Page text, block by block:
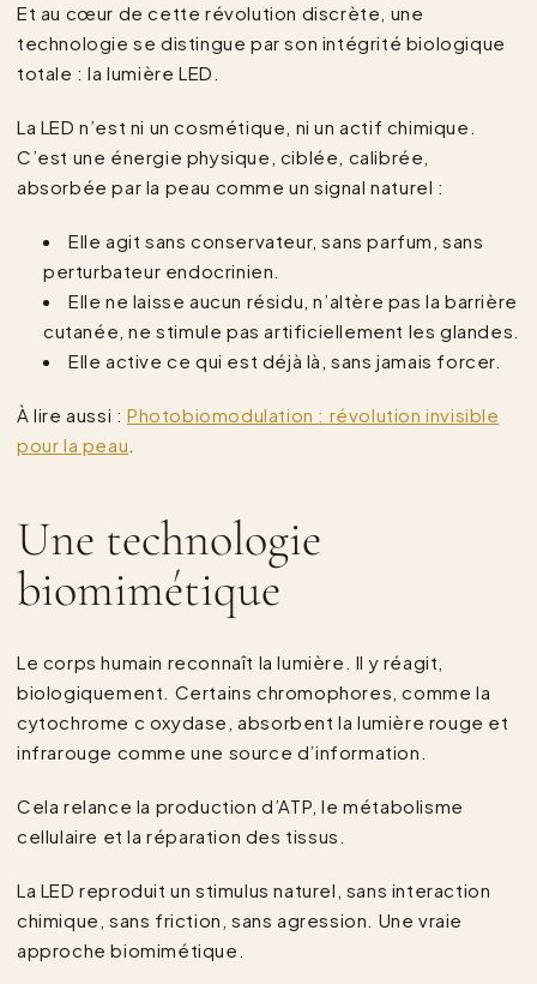
Et au cœur de cette révolution discrète, une
technologie se distingue par son intégrité biologique
totale : la lumière LED.
La LED n’est ni un cosmétique, ni un actif chimique.
C’est une énergie physique, ciblée, calibrée,
absorbée par la peau comme un signal naturel :
Elle agit sans conservateur, sans parfum, sans
perturbateur endocrinien.
Elle ne laisse aucun résidu, n’altère pas la barrière
cutanée, ne stimule pas artificiellement les glandes.
Elle active ce qui est déjà là, sans jamais forcer.
À lire aussi : Photobiomodulation : révolution invisible
pour la peau
Une technologie
biomimétique
Le corps humain reconnaît la lumière. Il y réagit,
biologiquement. Certains chromophores, comme la
cytochrome c oxydase, absorbent la lumière rouge et
infrarouge comme une source d’information.
Cela relance la production d’ATP, le métabolisme
cellulaire et la réparation des tissus.
La LED reproduit un stimulus naturel, sans interaction
chimique, sans friction, sans agression. Une vraie
approche biomimétique.